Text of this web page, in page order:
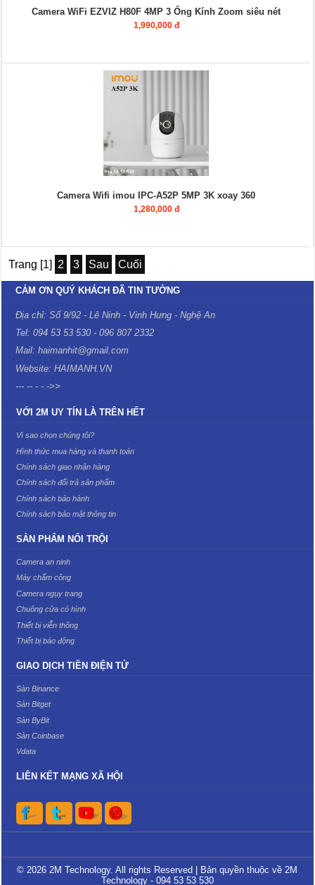
Camera WiFi EZVIZ H80F 4MP 3 Ống Kính Zoom siêu nét
1,990,000 đ
Camera Wifi imou IPC-A52P 5MP 3K xoay 360
1,280,000 đ
Trang [1] 2 3 Sau Cuối
CẢM ƠN QUÝ KHÁCH ĐÃ TIN TƯỞNG
Địa chỉ: Số 9/92 - Lê Ninh - Vinh Hưng - Nghệ An
Tel: 094 53 53 530 - 096 807 2332
Mail: haimanhit@gmail.com
Website: HAIMANH.VN
--- -- - - ->>
VỚI 2M UY TÍN LÀ TRÊN HẾT
Vì sao chọn chúng tôi?
Hình thức mua hàng và thanh toán
Chính sách giao nhận hàng
Chính sách đổi trả sản phẩm
Chính sách bảo hành
Chính sách bảo mật thông tin
SẢN PHẨM NỔI TRỘI
Camera an ninh
Máy chấm công
Camera ngụy trang
Chuông cửa có hình
Thiết bị viễn thông
Thiết bị báo động
GIAO DỊCH TIỀN ĐIỆN TỬ
Sàn Binance
Sàn Bitget
Sàn ByBit
Sàn Coinbase
Vdata
LIÊN KẾT MẠNG XÃ HỘI
© 2026 2M Technology. All rights Reserved | Bản quyền thuộc về 2M
Technology - 094 53 53 530